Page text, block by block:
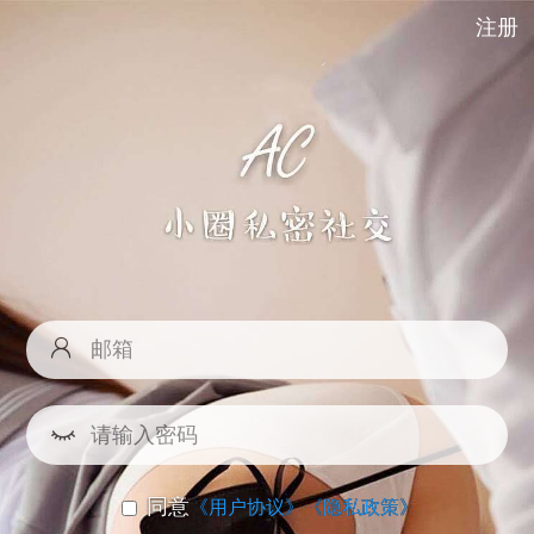
注册
同意《用户协议》《隐私政策》